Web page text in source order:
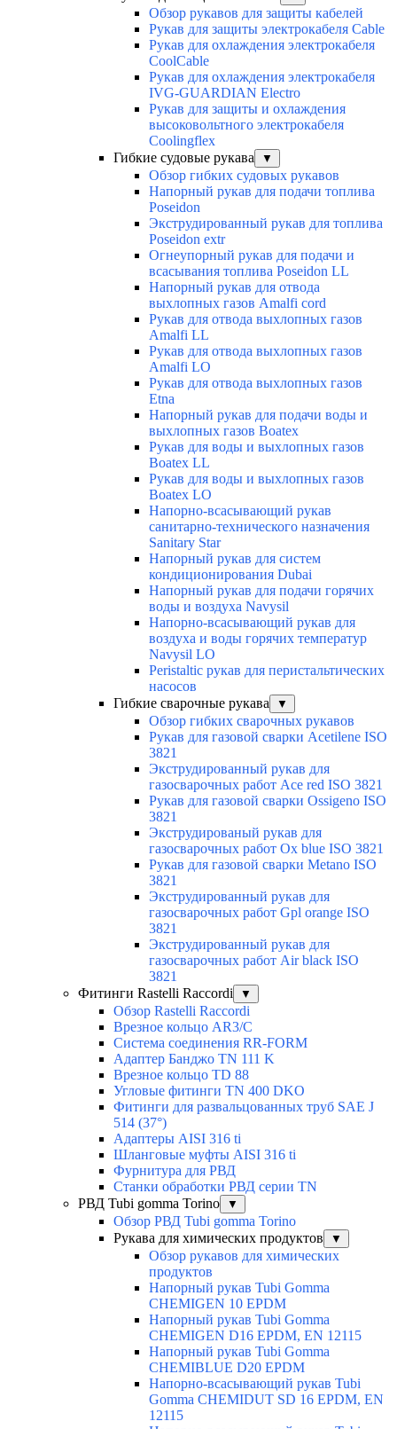
Обзор рукавов для защиты кабелей
Рукав для защиты электрокабеля Cable
Рукав для охлаждения электрокабеля
CoolCable
Рукав для охлаждения электрокабеля
IVG-GUARDIAN Electro
Рукав для защиты и охлаждения
высоковольтного электрокабеля
Coolingflex
Гибкие судовые рукава
▼
Обзор гибких судовых рукавов
Напорный рукав для подачи топлива
Poseidon
Экструдированный рукав для топлива
Poseidon extr
Огнеупорный рукав для подачи и
всасывания топлива Poseidon LL
Напорный рукав для отвода
выхлопных газов Amalfi cord
Рукав для отвода выхлопных газов
Amalfi LL
Рукав для отвода выхлопных газов
Amalfi LO
Рукав для отвода выхлопных газов
Etna
Напорный рукав для подачи воды и
выхлопных газов Boatex
Рукав для воды и выхлопных газов
Boatex LL
Рукав для воды и выхлопных газов
Boatex LO
Напорно-всасывающий рукав
санитарно-технического назначения
Sanitary Star
Напорный рукав для систем
кондиционирования Dubai
Напорный рукав для подачи горячих
воды и воздуха Navysil
Напорно-всасывающий рукав для
воздуха и воды горячих температур
Navysil LO
Peristaltic рукав для перистальтических
насосов
Гибкие сварочные рукава
▼
Обзор гибких сварочных рукавов
Рукав для газовой сварки Acetilene ISO
3821
Экструдированный рукав для
газосварочных работ Ace red ISO 3821
Рукав для газовой сварки Ossigeno ISO
3821
Экструдированый рукав для
газосварочных работ Ox blue ISO 3821
Рукав для газовой сварки Metano ISO
3821
Экструдированный рукав для
газосварочных работ Gpl orange ISO
3821
Экструдированный рукав для
газосварочных работ Air black ISO
3821
Фитинги Rastelli Raccordi
▼
Обзор Rastelli Raccordi
Врезное кольцо AR3/C
Система соединения RR-FORM
Адаптер Банджо TN 111 K
Врезное кольцо TD 88
Угловые фитинги TN 400 DKO
Фитинги для развальцованных труб SAE J
514 (37°)
Адаптеры AISI 316 ti
Шланговые муфты AISI 316 ti
Фурнитура для РВД
Станки обработки РВД серии TN
РВД Tubi gomma Torino
▼
Обзор РВД Tubi gomma Torino
Рукава для химических продуктов
▼
Обзор рукавов для химических
продуктов
Напорный рукав Tubi Gomma
CHEMIGEN 10 EPDM
Напорный рукав Tubi Gomma
CHEMIGEN D16 EPDM, EN 12115
Напорный рукав Tubi Gomma
CHEMIBLUE D20 EPDM
Напорно-всасывающий рукав Tubi
Gomma CHEMIDUT SD 16 EPDM, EN
12115